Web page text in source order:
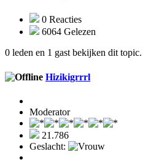
0 Reacties
6064 Gelezen
0 leden en 1 gast bekijken dit topic.
Hizikigrrrl
Moderator
21.786
Geslacht: